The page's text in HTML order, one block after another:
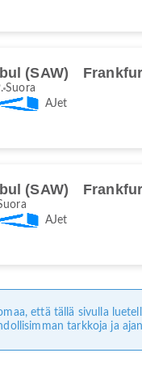
(SAW)
Suora
AJet
(SAW)
AJet
että tällä sivulla
tarkkoja ja